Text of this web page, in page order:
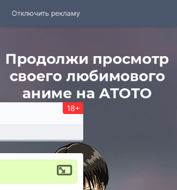
Отключить рекламу
18+